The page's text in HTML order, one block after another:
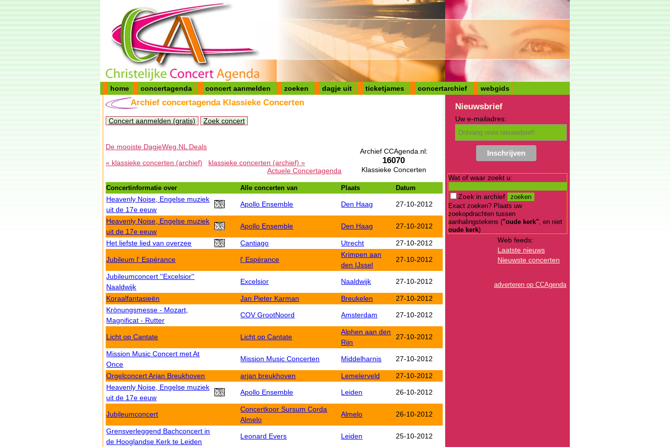
home concertagenda concert aanmelden zoeken dagje uit ticketjames concertarchief webgids
Archief concertagenda Klassieke Concerten
Concert aanmelden (gratis) Zoek concert
Archief CCAgenda.nl:
16070
Klassieke Concerten
De mooiste DagjeWeg.NL Deals
« klassieke concerten (archief)
klassieke concerten (archief) »
Actuele Concertagenda
Concertinformatie over Alle concerten van Plaats Datum
Heavenly Noise, Engelse muziek
uit de 17e eeuw
Apollo Ensemble Den Haag 27-10-2012
Heavenly Noise, Engelse muziek
uit de 17e eeuw
Apollo Ensemble Den Haag 27-10-2012
Het liefste lied van overzee Cantiago Utrecht 27-10-2012
Jubileum l' Espérance l' Espérance
Krimpen aan
den IJssel
27-10-2012
Jubileumconcert ''Excelsior''
Naaldwijk
Excelsior Naaldwijk 27-10-2012
Koraalfantasieën Jan Pieter Karman Breukelen
27-10-2012
Krönungsmesse - Mozart,
Magnificat - Rutter
COV GrootNoord Amsterdam 27-10-2012
Licht op Cantate Licht op Cantate
Alphen aan den
Rijn
27-10-2012
Mission Music Concert met At
Once
Mission Music Concerten Middelharnis 27-10-2012
Orgelconcert Arjan Breukhoven arjan breukhoven Lemelerveld
27-10-2012
Heavenly Noise, Engelse muziek
uit de 17e eeuw
Apollo Ensemble Leiden 26-10-2012
Jubileumconcert
Concertkoor Sursum Corda
Almelo
Almelo 26-10-2012
Grensverleggend Bachconcert in
de Hooglandse Kerk te Leiden
Leonard Evers Leiden 25-10-2012
Nieuwsbrief
Uw e-mailadres:
Wat of waar zoekt u:
Zoek in archief
Exact zoeken? Plaats uw
zoekopdrachten tussen
aanhalingstekens ("oude kerk", en niet
oude kerk)
Web feeds:
Laatste nieuws
Nieuwste concerten
adverteren op CCAgenda